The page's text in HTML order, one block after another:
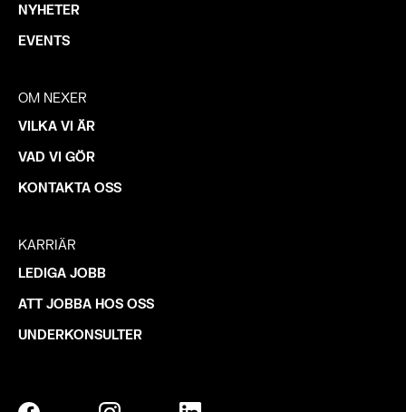
NYHETER
EVENTS
OM NEXER
VILKA VI ÄR
VAD VI GÖR
KONTAKTA OSS
KARRIÄR
LEDIGA JOBB
ATT JOBBA HOS OSS
UNDERKONSULTER